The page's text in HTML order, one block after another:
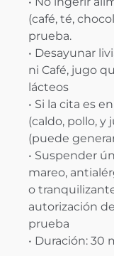
(café, té,
prueba.
• Desayunar
ni Café, jugo
lácteos
• Si la cita es
(caldo, pollo, y
(puede
• Suspender
mareo,
o
autorización
prueba
• Duración: 30